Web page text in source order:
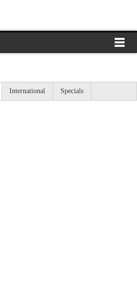
International Specials